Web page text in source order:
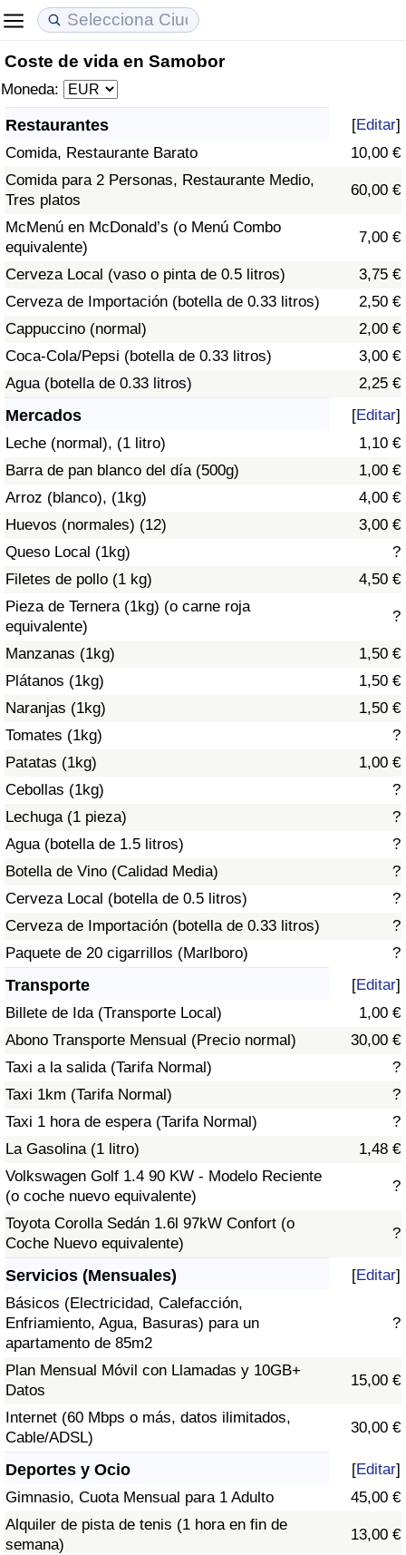
Coste de vida en Samobor
Moneda:
Restaurantes [Editar]
Comida, Restaurante Barato
10,00 €
Comida para 2 Personas, Restaurante Medio,
Tres platos
60,00 €
McMenú en McDonald’s (o Menú Combo
equivalente)
7,00 €
Cerveza Local (vaso o pinta de 0.5 litros)
3,75 €
Cerveza de Importación (botella de 0.33 litros)
2,50 €
Cappuccino (normal)
2,00 €
Coca-Cola/Pepsi (botella de 0.33 litros)
3,00 €
Agua (botella de 0.33 litros)
2,25 €
Mercados [Editar]
Leche (normal), (1 litro)
1,10 €
Barra de pan blanco del día (500g)
1,00 €
Arroz (blanco), (1kg)
4,00 €
Huevos (normales) (12)
3,00 €
Queso Local (1kg)
?
Filetes de pollo (1 kg)
4,50 €
Pieza de Ternera (1kg) (o carne roja
equivalente)
?
Manzanas (1kg)
1,50 €
Plátanos (1kg)
1,50 €
Naranjas (1kg)
1,50 €
Tomates (1kg)
?
Patatas (1kg)
1,00 €
Cebollas (1kg)
?
Lechuga (1 pieza)
?
Agua (botella de 1.5 litros)
?
Botella de Vino (Calidad Media)
?
Cerveza Local (botella de 0.5 litros)
?
Cerveza de Importación (botella de 0.33 litros)
?
Paquete de 20 cigarrillos (Marlboro)
?
Transporte [Editar]
Billete de Ida (Transporte Local)
1,00 €
Abono Transporte Mensual (Precio normal)
30,00 €
Taxi a la salida (Tarifa Normal)
?
Taxi 1km (Tarifa Normal)
?
Taxi 1 hora de espera (Tarifa Normal)
?
La Gasolina (1 litro)
1,48 €
Volkswagen Golf 1.4 90 KW - Modelo Reciente
(o coche nuevo equivalente)
?
Toyota Corolla Sedán 1.6l 97kW Confort (o
Coche Nuevo equivalente)
?
Servicios (Mensuales) [Editar]
Básicos (Electricidad, Calefacción,
Enfriamiento, Agua, Basuras) para un
apartamento de 85m2
?
Plan Mensual Móvil con Llamadas y 10GB+
Datos
15,00 €
Internet (60 Mbps o más, datos ilimitados,
Cable/ADSL)
30,00 €
Deportes y Ocio [Editar]
Gimnasio, Cuota Mensual para 1 Adulto
45,00 €
Alquiler de pista de tenis (1 hora en fin de
semana)
13,00 €
Coste de vida
Índice de Costo de Vida
Índice de costo de vida por país
en aqaba
Precios de las propiedades
Índice de Precios de Inmuebles
Índice de Precios de Inmuebles por País
Calidad de Vida
Índice de Calidad de Vida (Actual)
Índice de calidad de vida por país
Delincuencia
Calificación del Índice de Criminalidad
(Actual)
Índice de Criminalidad
Índice de criminalidad por país
Sanidad
Índice de Sanidad (Actual)
Índice de Sanidad
Índice de Sanidad por País
Contaminación
Índice de Contaminación (Actual)
Índice de contaminación
Índice de Contaminación por País
Tráfico
Índice de Tráfico
Índice de Tráfico (Actual)
Índice de Tráfico por País